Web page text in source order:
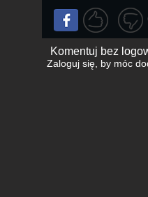
Komentuj bez
Zaloguj się, by móc